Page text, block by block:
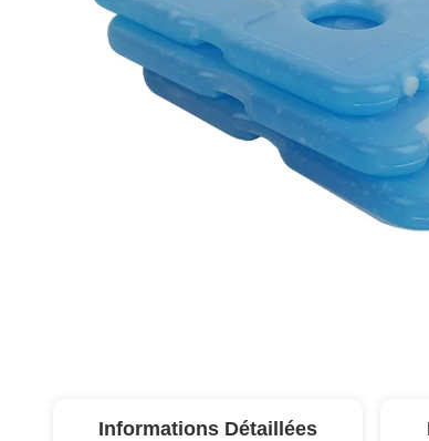
Informations Détaillées